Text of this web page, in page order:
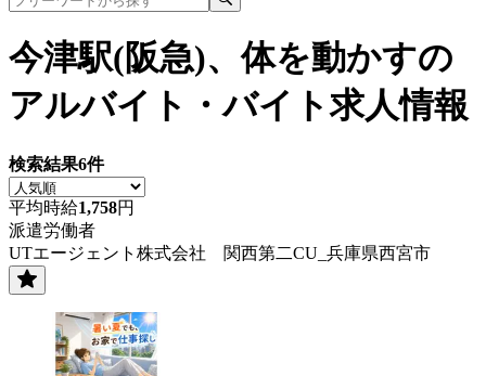
今津駅(阪急)、体を動かすの
アルバイト・バイト求人情報
検索結果6件
平均時給1,758円
派遣労働者
UTエージェント株式会社 関西第二CU_兵庫県西宮市